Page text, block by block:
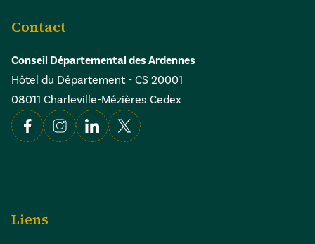
Contact
Conseil Départemental des Ardennes
Hôtel du Département - CS 20001
08011 Charleville-Mézières Cedex
FacebookInstagramLinkedin
X
Liens